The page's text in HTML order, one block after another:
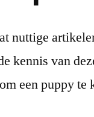
nuttige
kennis van
een puppy